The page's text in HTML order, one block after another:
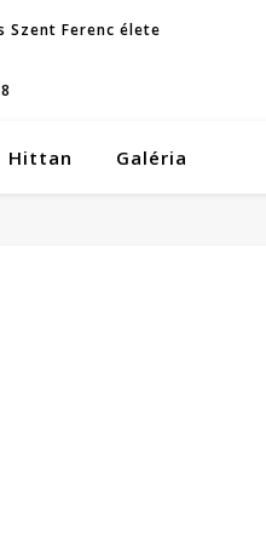
Szent Ferenc élete
Hittan Galéria